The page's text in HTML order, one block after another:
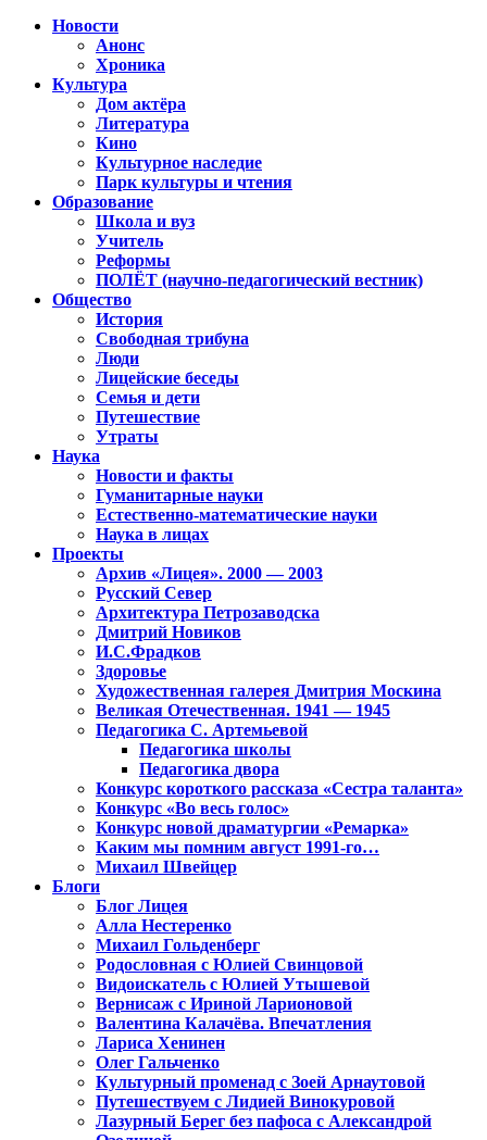
Новости
Анонс
Хроника
Культура
Дом актёра
Литература
Кино
Культурное наследие
Парк культуры и чтения
Образование
Школа и вуз
Учитель
Реформы
ПОЛЁТ (научно-педагогический вестник)
Общество
История
Свободная трибуна
Люди
Лицейские беседы
Семья и дети
Путешествие
Утраты
Наука
Новости и факты
Гуманитарные науки
Естественно-математические науки
Наука в лицах
Проекты
Архив «Лицея». 2000 — 2003
Русский Север
Архитектура Петрозаводска
Дмитрий Новиков
И.С.Фрадков
Здоровье
Художественная галерея Дмитрия Москина
Великая Отечественная. 1941 — 1945
Педагогика С. Артемьевой
Педагогика школы
Педагогика двора
Конкурс короткого рассказа «Сестра таланта»
Конкурс «Во весь голос»
Конкурс новой драматургии «Ремарка»
Каким мы помним август 1991-го…
Михаил Швейцер
Блоги
Блог Лицея
Алла Нестеренко
Михаил Гольденберг
Родословная с Юлией Свинцовой
Видоискатель с Юлией Утышевой
Вернисаж с Ириной Ларионовой
Валентина Калачёва. Впечатления
Лариса Хенинен
Олег Гальченко
Культурный променад с Зоей Арнаутовой
Путешествуем с Лидией Винокуровой
Лазурный Берег без пафоса с Александрой